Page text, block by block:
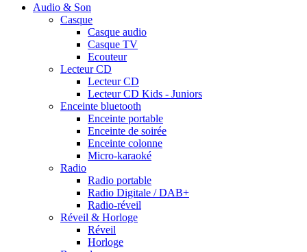
Audio & Son
Casque
Casque audio
Casque TV
Ecouteur
Lecteur CD
Lecteur CD
Lecteur CD Kids - Juniors
Enceinte bluetooth
Enceinte portable
Enceinte de soirée
Enceinte colonne
Micro-karaoké
Radio
Radio portable
Radio Digitale / DAB+
Radio-réveil
Réveil & Horloge
Réveil
Horloge